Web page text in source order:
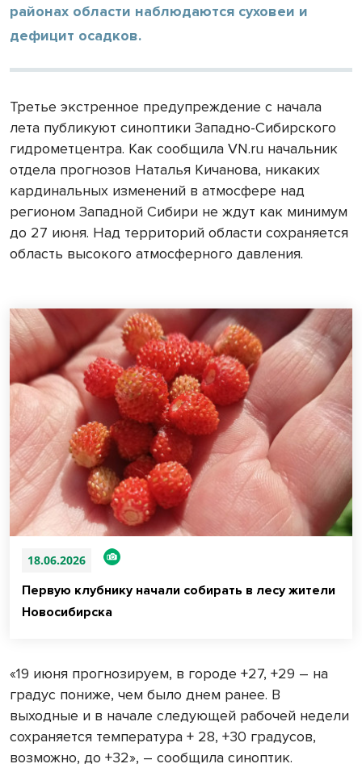
районах области наблюдаются суховеи и
дефицит осадков.
Третье экстренное предупреждение с начала
лета публикуют синоптики Западно-Сибирского
гидрометцентра. Как сообщила VN.ru начальник
отдела прогнозов Наталья Кичанова, никаких
кардинальных изменений в атмосфере над
регионом Западной Сибири не ждут как минимум
до 27 июня. Над территорий области сохраняется
область высокого атмосферного давления.
18.06.2026
Первую клубнику начали собирать в лесу жители
Новосибирска
«19 июня прогнозируем, в городе +27, +29 – на
градус пониже, чем было днем ранее. В
выходные и в начале следующей рабочей недели
сохраняется температура + 28, +30 градусов,
возможно, до +32», – сообщила синоптик.